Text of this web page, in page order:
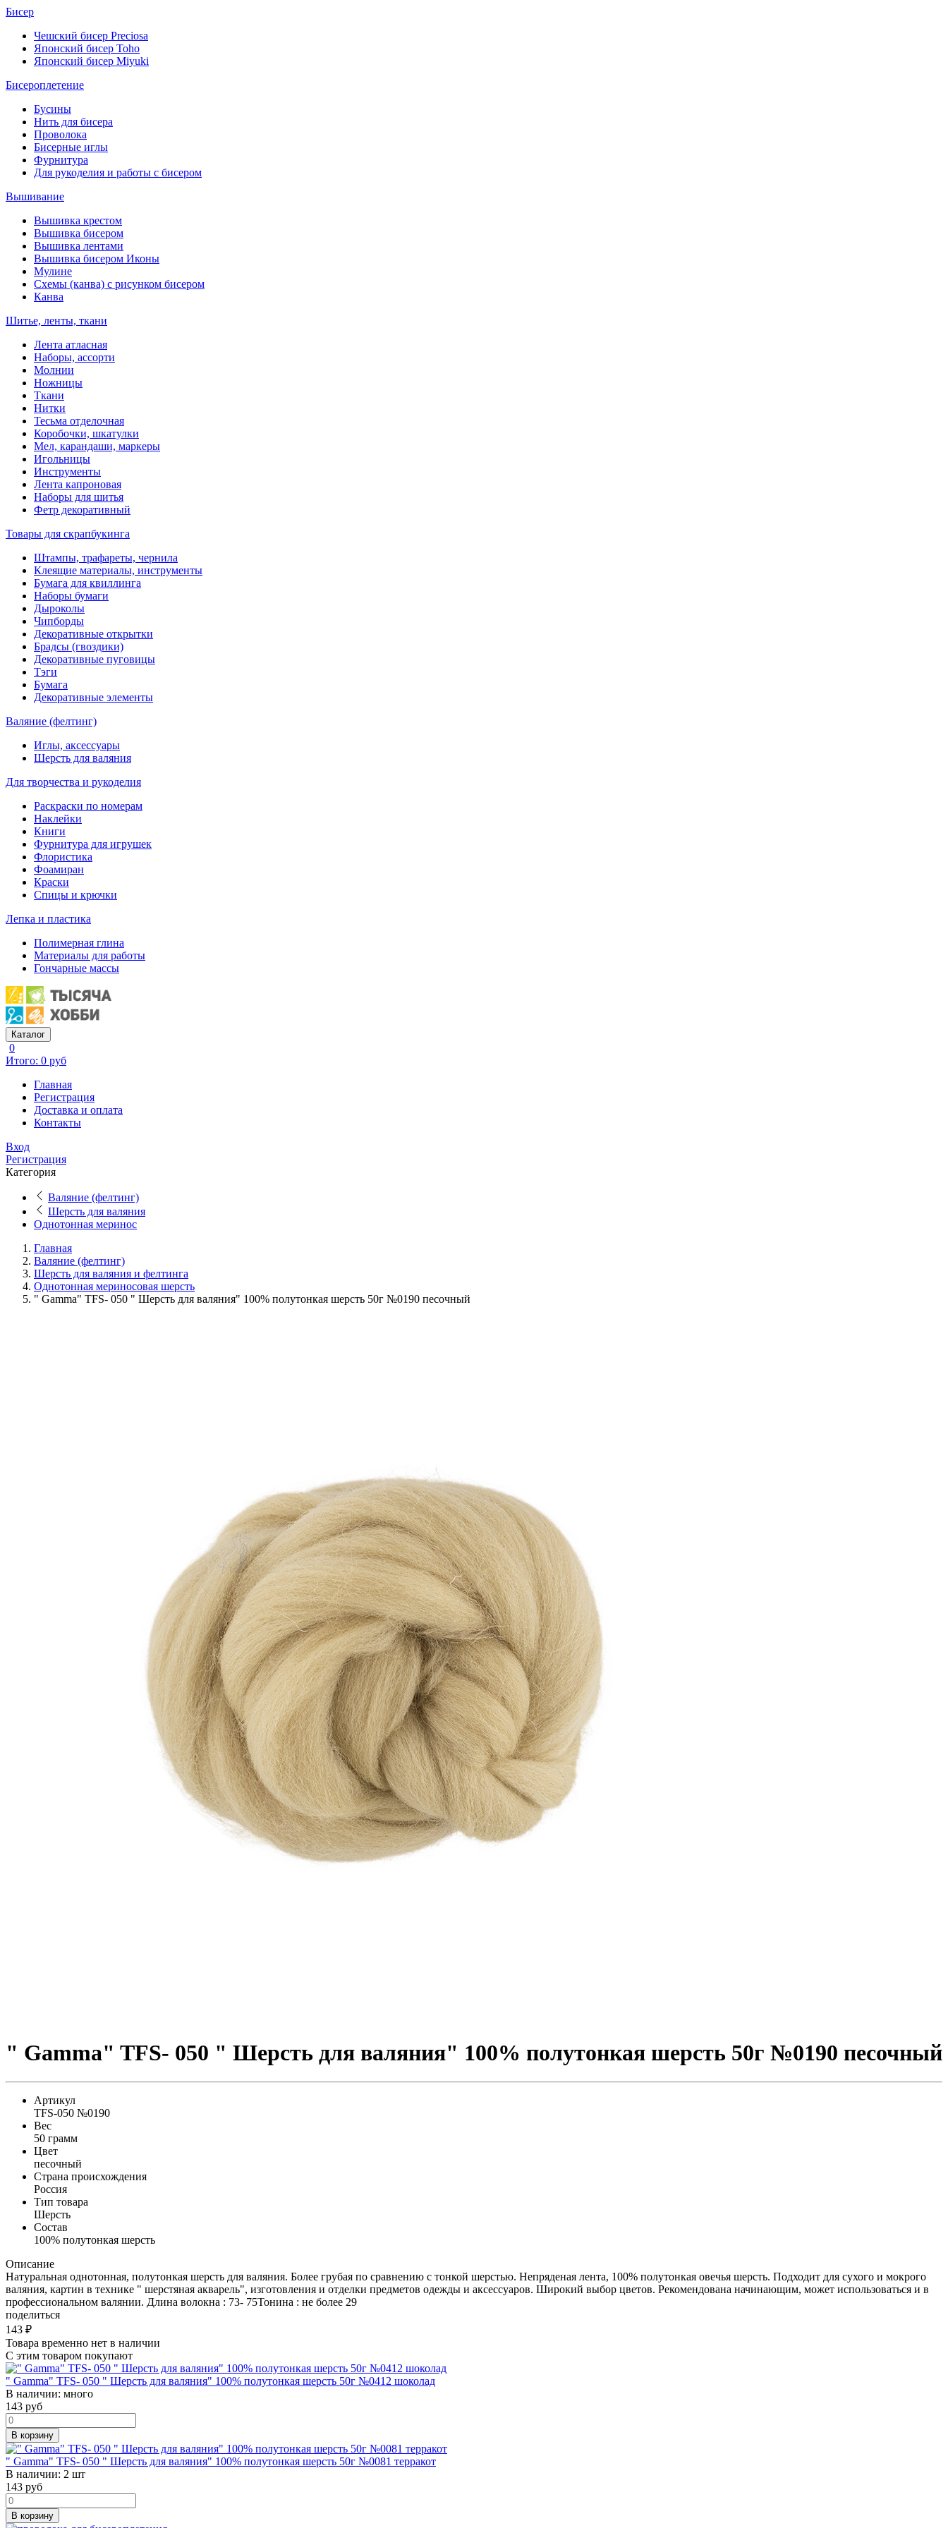
Бисер
Чешский бисер Preciosa
Японский бисер Toho
Японский бисер Miyuki
Бисероплетение
Бусины
Нить для бисера
Проволока
Бисерные иглы
Фурнитура
Для рукоделия и работы с бисером
Вышивание
Вышивка крестом
Вышивка бисером
Вышивка лентами
Вышивка бисером Иконы
Мулине
Схемы (канва) с рисунком бисером
Канва
Шитье, ленты, ткани
Лента атласная
Наборы, ассорти
Молнии
Ножницы
Ткани
Нитки
Тесьма отделочная
Коробочки, шкатулки
Мел, карандаши, маркеры
Игольницы
Инструменты
Лента капроновая
Наборы для шитья
Фетр декоративный
Товары для скрапбукинга
Штампы, трафареты, чернила
Клеящие материалы, инструменты
Бумага для квиллинга
Наборы бумаги
Дыроколы
Чипборды
Декоративные открытки
Брадсы (гвоздики)
Декоративные пуговицы
Тэги
Бумага
Декоративные элементы
Валяние (фелтинг)
Иглы, аксессуары
Шерсть для валяния
Для творчества и рукоделия
Раскраски по номерам
Наклейки
Книги
Фурнитура для игрушек
Флористика
Фоамиран
Краски
Спицы и крючки
Лепка и пластика
Полимерная глина
Материалы для работы
Гончарные массы
Каталог
0
Итого: 0 руб
Главная
Регистрация
Доставка и оплата
Контакты
Вход
Регистрация
Категория
Валяние (фелтинг)
Шерсть для валяния
Однотонная меринос
Главная
Валяние (фелтинг)
Шерсть для валяния и фелтинга
Однотонная мериносовая шерсть
" Gamma" TFS- 050 " Шерсть для валяния" 100% полутонкая шерсть 50г №0190 песочный
" Gamma" TFS- 050 " Шерсть для валяния" 100% полутонкая шерсть 50г №0190 песочный
Артикул
TFS-050 №0190
Вес
50 грамм
Цвет
песочный
Страна происхождения
Россия
Тип товара
Шерсть
Состав
100% полутонкая шерсть
Описание
Натуральная однотонная, полутонкая шерсть для валяния. Более грубая по сравнению с тонкой шерстью. Непряденая лента, 100% полутонкая овечья шерсть. Подходит для сухого и мокрого
валяния, картин в технике " шерстяная акварель", изготовления и отделки предметов одежды и аксессуаров. Широкий выбор цветов. Рекомендована начинающим, может использоваться и в
профессиональном валянии. Длина волокна : 73- 75Тонина : не более 29
поделиться
143 ₽
Товара временно нет в наличии
С этим товаром покупают
" Gamma" TFS- 050 " Шерсть для валяния" 100% полутонкая шерсть 50г №0412 шоколад
В наличии: много
143 руб
В корзину
" Gamma" TFS- 050 " Шерсть для валяния" 100% полутонкая шерсть 50г №0081 терракот
В наличии: 2 шт
143 руб
В корзину